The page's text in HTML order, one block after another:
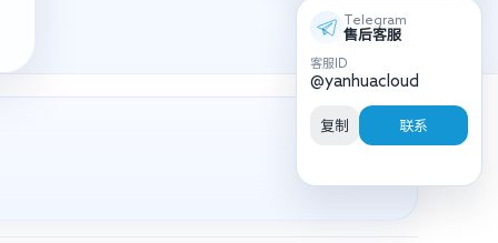
Telegram
售后客服
客服ID
@yanhuacloud
复制 联系